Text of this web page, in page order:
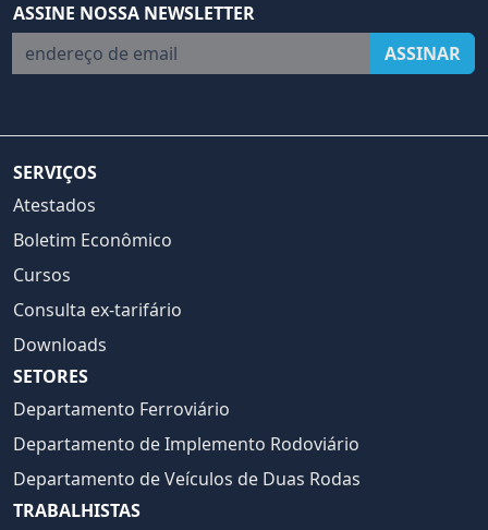
ASSINE NOSSA NEWSLETTER
endereço de email
ASSINAR
SERVIÇOS
Atestados
Boletim Econômico
Cursos
Consulta ex-tarifário
Downloads
SETORES
Departamento Ferroviário
Departamento de Implemento Rodoviário
Departamento de Veículos de Duas Rodas
TRABALHISTAS